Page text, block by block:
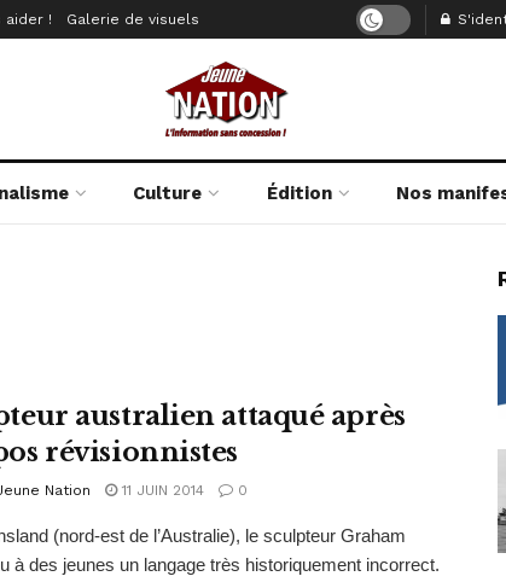
aider ! Galerie de visuels
Culture Édition Nos
australien attaqué après
révisionnistes
Nation 11 JUIN 2014 0
(nord-est de l’Australie), le sculpteur Graham
à des jeunes un langage très historiquement incorrect.